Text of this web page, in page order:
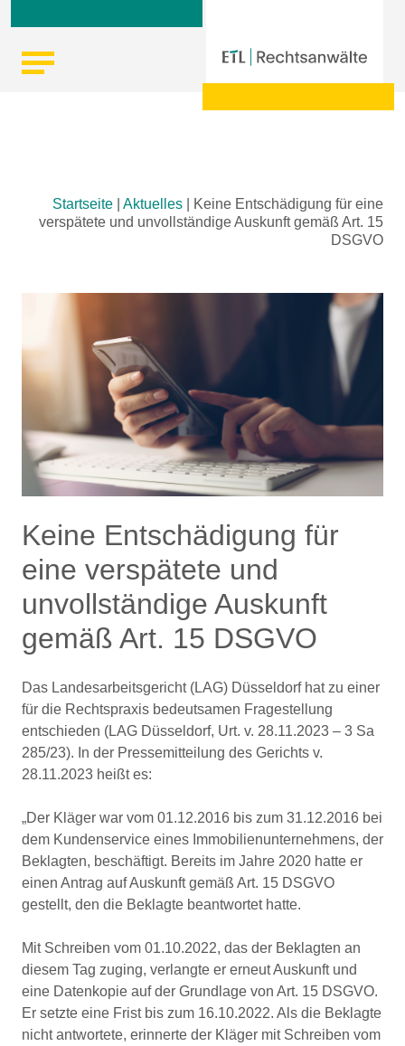
content
Startseite Aktuelles
Keine Entschädigung für eine
verspätete und unvollständige Auskunft gemäß Art. 15
DSGVO
Keine Entschädigung für
eine verspätete und
unvollständige Auskunft
gemäß Art. 15 DSGVO
Das Landesarbeitsgericht (LAG) Düsseldorf hat zu einer
für die Rechtspraxis bedeutsamen Fragestellung
entschieden (LAG Düsseldorf, Urt. v. 28.11.2023 – 3 Sa
285/23). In der Pressemitteilung des Gerichts v.
28.11.2023 heißt es:
„Der Kläger war vom 01.12.2016 bis zum 31.12.2016 bei
dem Kundenservice eines Immobilienunternehmens, der
Beklagten, beschäftigt. Bereits im Jahre 2020 hatte er
einen Antrag auf Auskunft gemäß Art. 15 DSGVO
gestellt, den die Beklagte beantwortet hatte.
Mit Schreiben vom 01.10.2022, das der Beklagten an
diesem Tag zuging, verlangte er erneut Auskunft und
eine Datenkopie auf der Grundlage von Art. 15 DSGVO.
Er setzte eine Frist bis zum 16.10.2022. Als die Beklagte
nicht antwortete, erinnerte der Kläger mit Schreiben vom